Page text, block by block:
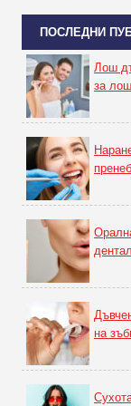
ПОСЛЕДНИ
Лош
за
на